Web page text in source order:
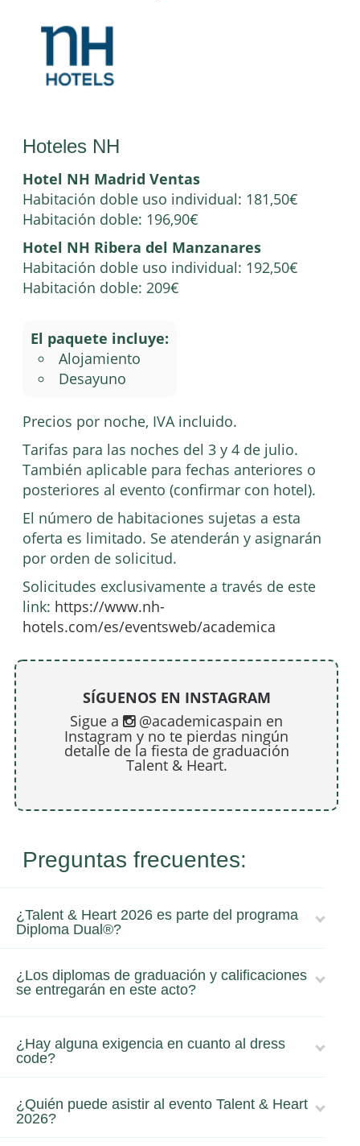
Hoteles NH
Hotel NH Madrid Ventas
Habitación doble uso individual: 181,50€
Habitación doble: 196,90€
Hotel NH Ribera del Manzanares
Habitación doble uso individual: 192,50€
Habitación doble: 209€
El paquete incluye:
Alojamiento
Desayuno
Precios por noche, IVA incluido.
Tarifas para las noches del 3 y 4 de julio.
También aplicable para fechas anteriores o
posteriores al evento (confirmar con hotel).
El número de habitaciones sujetas a esta
oferta es limitado. Se atenderán y asignarán
por orden de solicitud.
Solicitudes exclusivamente a través de este
link: https://www.nh-
hotels.com/es/eventsweb/academica
SÍGUENOS EN INSTAGRAM
Sigue a
@academicaspain en
Instagram y no te pierdas ningún
detalle de la fiesta de graduación
Talent & Heart.
Preguntas frecuentes:
¿Talent & Heart 2026 es parte del programa
Diploma Dual®?
¿Los diplomas de graduación y calificaciones
se entregarán en este acto?
¿Hay alguna exigencia en cuanto al dress
code?
¿Quién puede asistir al evento Talent & Heart
2026?